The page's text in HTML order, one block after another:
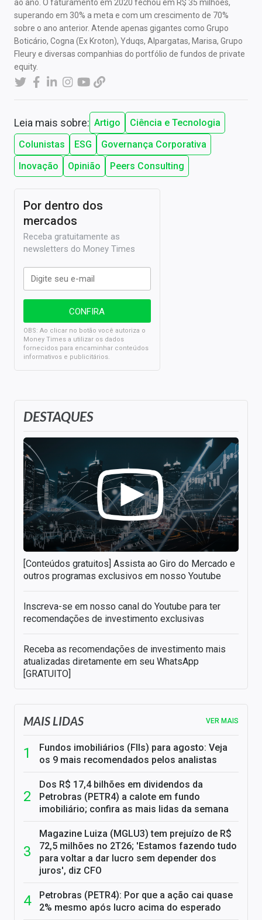
ao ano. O faturamento em 2020 fechou em R$ 35 milhões,
superando em 30% a meta e com um crescimento de 70%
sobre o ano anterior. Atende apenas gigantes como Grupo
Boticário, Cogna (Ex Kroton), Yduqs, Alpargatas, Marisa, Grupo
Fleury e diversas companhias do portfólio de fundos de private
equity.
Leia mais sobre: Artigo
Ciência e Tecnologia
Colunistas
ESG
Governança Corporativa
Inovação
Opinião Peers Consulting
DESTAQUES
[Conteúdos gratuitos] Assista ao Giro do Mercado e
outros programas exclusivos em nosso Youtube
Inscreva-se em nosso canal do Youtube para ter
recomendações de investimento exclusivas
Receba as recomendações de investimento mais
atualizadas diretamente em seu WhatsApp
[GRATUITO]
Por dentro dos
mercados
Receba gratuitamente as
newsletters do Money Times
OBS: Ao clicar no botão você autoriza o
Money Times a utilizar os dados
fornecidos para encaminhar conteúdos
informativos e publicitários.
MAIS LIDAS VER MAIS
Fundos imobiliários (FIIs) para agosto: Veja
os 9 mais recomendados pelos analistas
Dos R$ 17,4 bilhões em dividendos da
Petrobras (PETR4) a calote em fundo
imobiliário; confira as mais lidas da semana
Magazine Luiza (MGLU3) tem prejuízo de R$
72,5 milhões no 2T26; 'Estamos fazendo tudo
para voltar a dar lucro sem depender dos
juros', diz CFO
Petrobras (PETR4): Por que a ação cai quase
2% mesmo após lucro acima do esperado